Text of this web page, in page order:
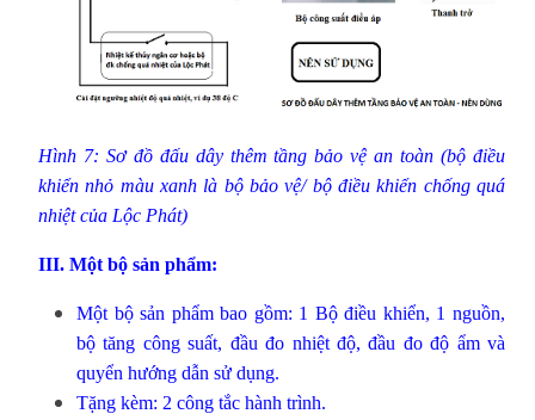
Hình 7: Sơ đồ đấu dây thêm tầng bảo vệ an toàn (bộ điều
khiển nhỏ màu xanh là bộ bảo vệ/ bộ điều khiển chống quá
nhiệt của Lộc Phát)
III. Một bộ sản phẩm:
Một bộ sản phẩm bao gồm: 1 Bộ điều khiển, 1 nguồn,
bộ tăng công suất, đầu đo nhiệt độ, đầu đo độ ẩm và
quyển hướng dẫn sử dụng.
Tặng kèm: 2 công tắc hành trình.